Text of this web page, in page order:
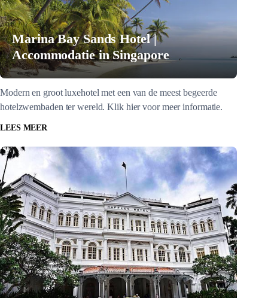
Marina Bay Sands Hotel |
Accommodatie in Singapore
Modern en groot luxehotel met een van de meest begeerde
hotelzwembaden ter wereld. Klik hier voor meer informatie.
LEES MEER